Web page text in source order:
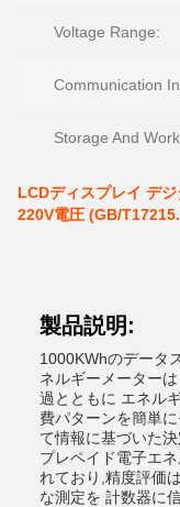
Voltage Range:
Communication
Storage And
LCDディスプレイ デ
220V電圧 (GB/
製品説明:
1000KWhのデータ
ネルギーメーター
過とともに エネル
費パターンを簡単
て情報に基づいた
プレペイド電子エ
れており,精度評価
な測定を 計数器に